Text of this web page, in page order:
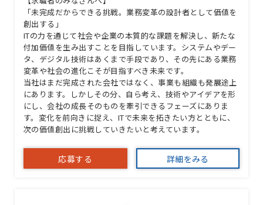
「未完成だからできる挑戦。業務変革の設計者として価値を
創出する」
ITの力を通じて社会や企業の本質的な課題を解決し、新たな
付加価値を生み出すことを目指しています。システムやデー
タ、デジタル技術はあくまで手段であり、その先にある業務
変革や社会の進化こそが目指すべき未来です。
当社はまだ完成された会社ではなく、事業も組織も発展途上
にあります。しかしその分、自ら考え、技術やアイデアを形
にし、会社の成長そのものを牽引できるフェーズにありま
す。変化を前向きに捉え、ITで未来を拓きたい方とともに、
次の価値創出に挑戦していきたいと考えています。
応募する 詳細をみる